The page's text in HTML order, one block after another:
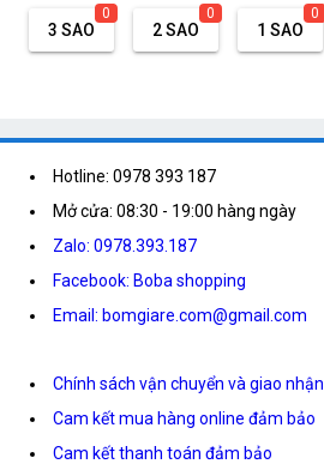
3 SAO
0
2 SAO
0
1 SAO
0
Hotline: 0978 393 187
Mở cửa: 08:30 - 19:00 hàng ngày
Zalo: 0978.393.187
Facebook: Boba shopping
Email: bomgiare.com@gmail.com
Chính sách vận chuyển và giao nhận
Cam kết mua hàng online đảm bảo
Cam kết thanh toán đảm bảo